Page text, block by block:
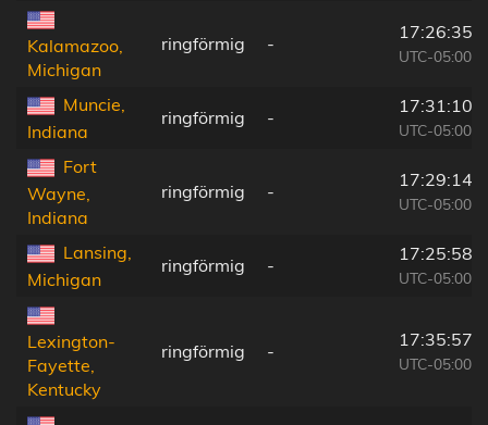
Kalamazoo,
Michigan
ringförmig -
17:26:35
UTC-05:00
Muncie,
Indiana
ringförmig -
17:31:10
UTC-05:00
Fort
Wayne,
Indiana
ringförmig -
17:29:14
UTC-05:00
Lansing,
Michigan
ringförmig -
17:25:58
UTC-05:00
Lexington-
Fayette,
Kentucky
ringförmig -
17:35:57
UTC-05:00